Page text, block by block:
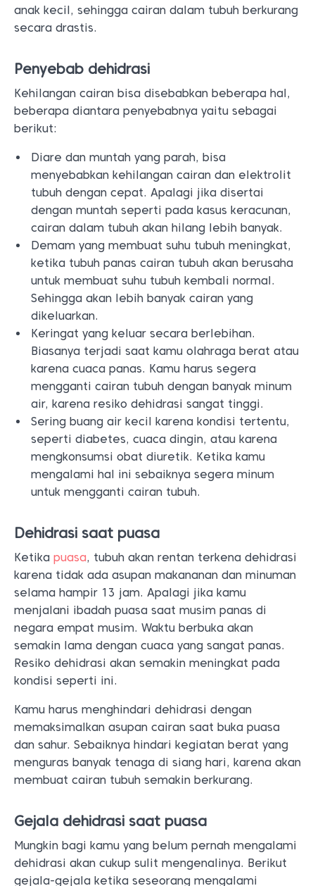
anak kecil, sehingga cairan dalam tubuh berkurang
secara drastis.
Penyebab dehidrasi
Kehilangan cairan bisa disebabkan beberapa hal,
beberapa diantara penyebabnya yaitu sebagai
berikut:
Diare dan muntah yang parah, bisa
menyebabkan kehilangan cairan dan elektrolit
tubuh dengan cepat. Apalagi jika disertai
dengan muntah seperti pada kasus keracunan,
cairan dalam tubuh akan hilang lebih banyak.
Demam yang membuat suhu tubuh meningkat,
ketika tubuh panas cairan tubuh akan berusaha
untuk membuat suhu tubuh kembali normal.
Sehingga akan lebih banyak cairan yang
dikeluarkan.
Keringat yang keluar secara berlebihan.
Biasanya terjadi saat kamu olahraga berat atau
karena cuaca panas. Kamu harus segera
mengganti cairan tubuh dengan banyak minum
air, karena resiko dehidrasi sangat tinggi.
Sering buang air kecil karena kondisi tertentu,
seperti diabetes, cuaca dingin, atau karena
mengkonsumsi obat diuretik. Ketika kamu
mengalami hal ini sebaiknya segera minum
untuk mengganti cairan tubuh.
Dehidrasi saat puasa
Ketika puasa, tubuh akan rentan terkena dehidrasi
karena tidak ada asupan makananan dan minuman
selama hampir 13 jam. Apalagi jika kamu
menjalani ibadah puasa saat musim panas di
negara empat musim. Waktu berbuka akan
semakin lama dengan cuaca yang sangat panas.
Resiko dehidrasi akan semakin meningkat pada
kondisi seperti ini.
Kamu harus menghindari dehidrasi dengan
memaksimalkan asupan cairan saat buka puasa
dan sahur. Sebaiknya hindari kegiatan berat yang
menguras banyak tenaga di siang hari, karena akan
membuat cairan tubuh semakin berkurang.
Gejala dehidrasi saat puasa
Mungkin bagi kamu yang belum pernah mengalami
dehidrasi akan cukup sulit mengenalinya. Berikut
gejala-gejala ketika seseorang mengalami